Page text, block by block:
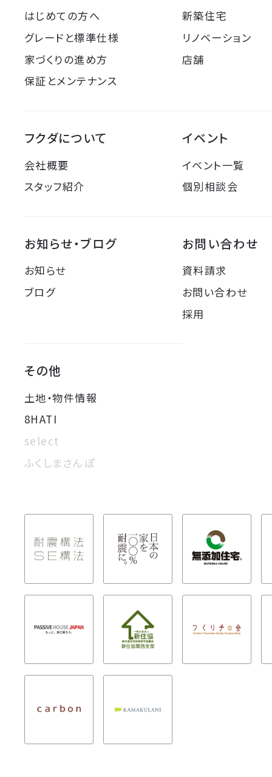
はじめての方へ
グレードと標準仕様
家づくりの進め方
保証とメンテナンス
新築住宅
リノベーション
店舗
フクダについて
会社概要
スタッフ紹介
イベント
イベント一覧
個別相談会
お知らせ・ブログ
お知らせ
ブログ
お問い合わせ
資料請求
お問い合わせ
採用
その他
土地・物件情報
8HATI
select
ふくしまさんぽ